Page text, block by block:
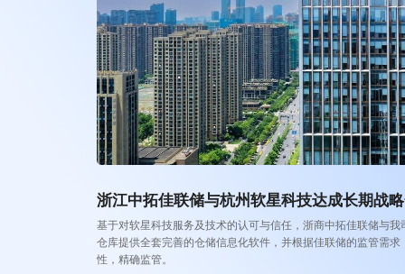
浙江中拓佳联储与杭州软星科技达成长期战
基于对软星科技服务及技术的认可与信任，浙商中拓佳联储与
仓库提供全套完善的仓储信息化软件，并根据佳联储的监管需
性，精确监管。